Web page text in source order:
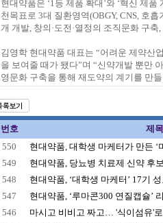
현대약품은 ‘1등 제품 확대’와 ‘혁신 제
천목표로 3대 질환영역(OBGY, CNS, 호
개 개발, 창의·도전·열정의 조직문화 구
김영학 현대약품 대표는 “어려운 제약산
을 보여줄 때가 됐다”며 “신약개발 뿐만
영문화 구축을 통해 재도약의 계기를 만
번호
제목
550
현대약품, 대학생 마케터가 만든 ‘
549
현대약품, 당뇨병 치료제 신약 후
548
현대약품, ‘대학생 마케터’ 17기
547
현대약품, ‘루마콘300 연질캡슐’
546
마시고 비비고 짜고… '식이섬유'